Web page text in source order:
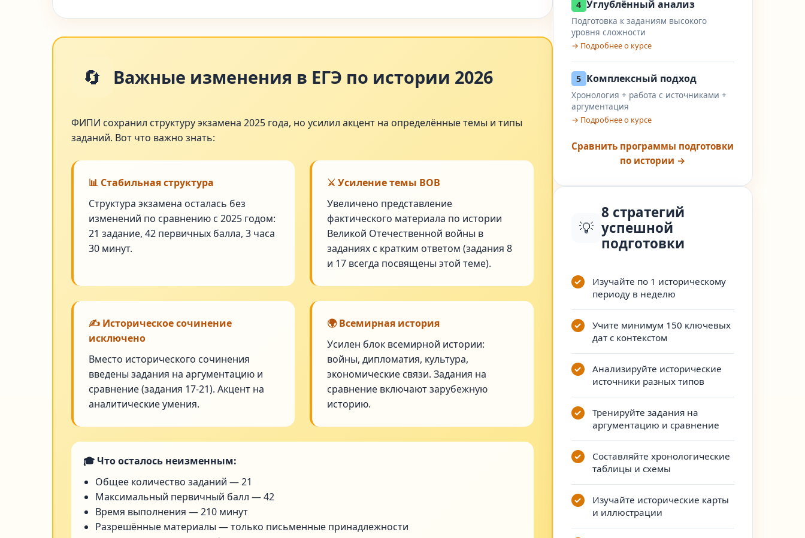
🔄 Важные изменения в ЕГЭ по истории 2026
ФИПИ сохранил структуру экзамена 2025 года, но усилил акцент на определённые темы и типы
заданий. Вот что важно знать:
📊 Стабильная структура
Структура экзамена осталась без
изменений по сравнению с 2025 годом:
21 задание, 42 первичных балла, 3 часа
30 минут.
⚔️ Усиление темы ВОВ
Увеличено представление
фактического материала по истории
Великой Отечественной войны в
заданиях с кратким ответом (задания 8
и 17 всегда посвящены этой теме).
✍️ Историческое сочинение
исключено
Вместо исторического сочинения
введены задания на аргументацию и
сравнение (задания 17-21). Акцент на
аналитические умения.
🌍 Всемирная история
Усилен блок всемирной истории:
войны, дипломатия, культура,
экономические связи. Задания на
сравнение включают зарубежную
историю.
🎓 Что осталось неизменным:
Общее количество заданий — 21
Максимальный первичный балл — 42
Время выполнения — 210 минут
Разрешённые материалы — только письменные принадлежности
4 Углублённый анализ
Подготовка к заданиям высокого
уровня сложности
→ Подробнее о курсе
5 Комплексный подход
Хронология + работа с источниками +
аргументация
→ Подробнее о курсе
Сравнить программы подготовки
по истории →
💡
8 стратегий
успешной
подготовки
Изучайте по 1 историческому
периоду в неделю
Учите минимум 150 ключевых
дат с контекстом
Анализируйте исторические
источники разных типов
Тренируйте задания на
аргументацию и сравнение
Составляйте хронологические
таблицы и схемы
Изучайте исторические карты
и иллюстрации